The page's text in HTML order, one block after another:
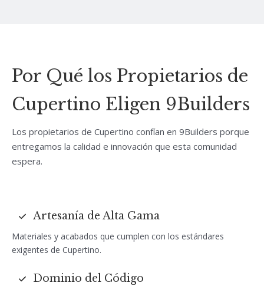
Por Qué los Propietarios de
Cupertino Eligen 9Builders
Los propietarios de Cupertino confían en 9Builders porque
entregamos la calidad e innovación que esta comunidad
espera.
Artesanía de Alta Gama
Materiales y acabados que cumplen con los estándares
exigentes de Cupertino.
Dominio del Código